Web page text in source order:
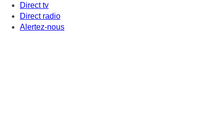
Direct tv
Direct radio
Alertez-nous